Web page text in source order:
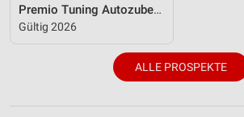
Premio Tuning Autozubehörkatalog 2026
Gültig 2026
ALLE PROSPEKTE
Werbung